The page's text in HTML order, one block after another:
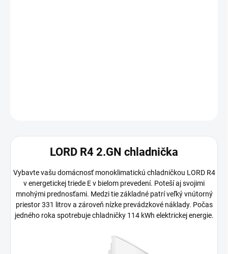
LORD R4 2.GN chladnička
Vybavte vašu domácnosť monoklimatickú chladničkou LORD R4
v energetickej triede E v bielom prevedení. Poteší aj svojimi
mnohými prednosťami. Medzi tie základné patrí veľký vnútorný
priestor 331 litrov a zároveň nízke prevádzkové náklady. Počas
jedného roka spotrebuje chladničky 114 kWh elektrickej energie.